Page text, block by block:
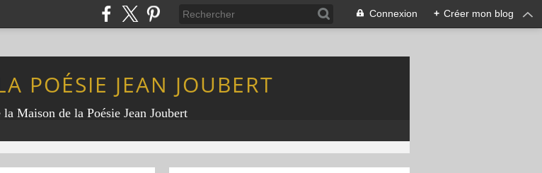
Connexion + Créer mon blog
POÉSIE JEAN JOUBERT
Maison de la Poésie Jean Joubert